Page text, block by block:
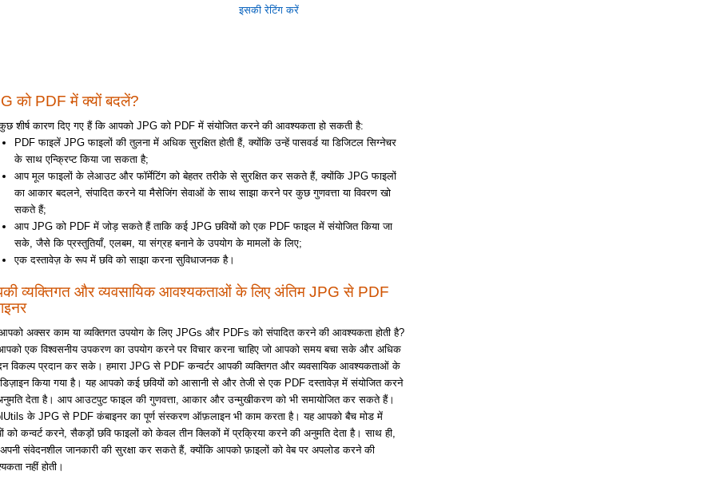
इसकी रेटिंग करें
को PDF में क्यों बदलें?
शीर्ष कारण दिए गए हैं कि आपको JPG को PDF में संयोजित करने की आवश्यकता हो सकती है:
PDF फाइलें JPG फाइलों की तुलना में अधिक सुरक्षित होती हैं, क्योंकि उन्हें पासवर्ड या डिजिटल सिग्नेचर
के साथ एन्क्रिप्ट किया जा सकता है;
आप मूल फाइलों के लेआउट और फॉर्मेटिंग को बेहतर तरीके से सुरक्षित कर सकते हैं, क्योंकि JPG फाइलों
का आकार बदलने, संपादित करने या मैसेजिंग सेवाओं के साथ साझा करने पर कुछ गुणवत्ता या विवरण खो
सकते हैं;
आप JPG को PDF में जोड़ सकते हैं ताकि कई JPG छवियों को एक PDF फाइल में संयोजित किया जा
सके, जैसे कि प्रस्तुतियाँ, एलबम, या संग्रह बनाने के उपयोग के मामलों के लिए;
एक दस्तावेज़ के रूप में छवि को साझा करना सुविधाजनक है।
व्यक्तिगत और व्यवसायिक आवश्यकताओं के लिए अंतिम JPG से PDF
अक्सर काम या व्यक्तिगत उपयोग के लिए JPGs और PDFs को संपादित करने की आवश्यकता होती है?
एक विश्वसनीय उपकरण का उपयोग करने पर विचार करना चाहिए जो आपको समय बचा सके और अधिक
विकल्प प्रदान कर सके। हमारा JPG से PDF कन्वर्टर आपकी व्यक्तिगत और व्यवसायिक आवश्यकताओं के
किया गया है। यह आपको कई छवियों को आसानी से और तेजी से एक PDF दस्तावेज़ में संयोजित करने
देता है। आप आउटपुट फाइल की गुणवत्ता, आकार और उन्मुखीकरण को भी समायोजित कर सकते हैं।
के JPG से PDF कंबाइनर का पूर्ण संस्करण ऑफ़लाइन भी काम करता है। यह आपको बैच मोड में
को कन्वर्ट करने, सैकड़ों छवि फाइलों को केवल तीन क्लिकों में प्रक्रिया करने की अनुमति देता है। साथ ही,
संवेदनशील जानकारी की सुरक्षा कर सकते हैं, क्योंकि आपको फ़ाइलों को वेब पर अपलोड करने की
नहीं होती।